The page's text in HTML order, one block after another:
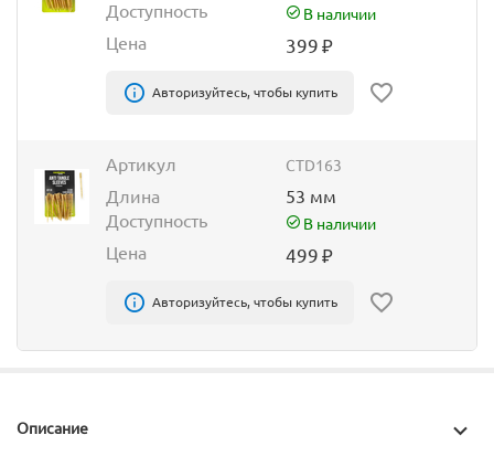
Доступность
В наличии
Цена 399₽
Авторизуйтесь, чтобы купить
Артикул CTD163
Длина
53 мм
Доступность
В наличии
Цена 499₽
Авторизуйтесь, чтобы купить
Описание